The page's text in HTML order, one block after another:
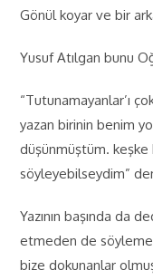
Gönül koyar ve bir
Yusuf Atılgan bunu
“Tutunamayanlar’ı
yazan birinin benim
düşünmüştüm. keşke
söyleyebilseydim”
Yazının başında da
etmeden de
bize dokunanlar